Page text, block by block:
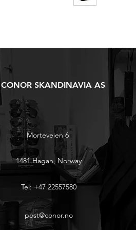
CONOR SKANDINAVIA AS
Morteveien 6
1481 Hagan, Norway
Tel: +47 22557580
post@conor.no